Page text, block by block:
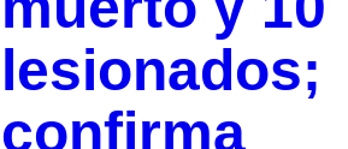
lesionados;
confirma